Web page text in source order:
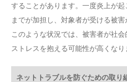
することがあります。一度炎上が
までが加担し、対象者が受ける被害
このような状況では、被害者が社
ストレスを抱える可能性が高くなり
ネットトラブルを防ぐための取り